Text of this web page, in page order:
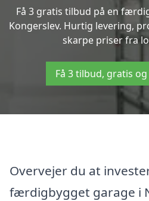
Få 3 gratis tilbud på en
Kongerslev. Hurtig levering,
skarpe priser fra
Få 3 tilbud, gratis
Overvejer du at
færdigbygget garage i